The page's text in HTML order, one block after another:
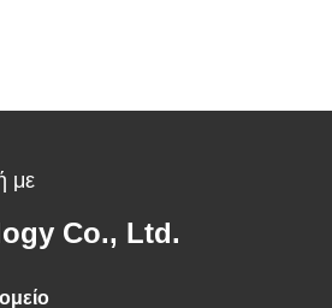
με
Co., Ltd.